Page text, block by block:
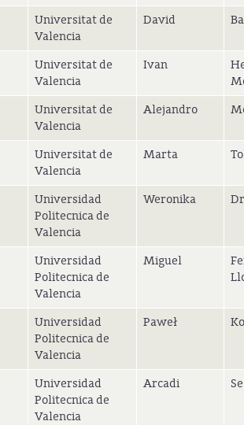
Universitat de
Valencia
David
Universitat de
Valencia
Ivan
Universitat de
Valencia
Alejandro
Universitat de
Valencia
Marta
Universidad
Politecnica de
Valencia
Weronika
Universidad
Politecnica de
Valencia
Miguel
Universidad
Politecnica de
Valencia
Paweł
Universidad
Politecnica de
Valencia
Arcadi